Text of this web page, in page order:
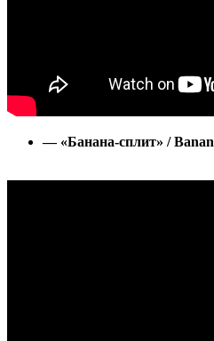
— «Банана-сплит» /